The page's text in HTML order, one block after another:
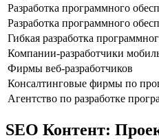
Разработка программного
Разработка программного
Гибкая разработка
Компании-разработчики
Фирмы веб-разработчиков
Консалтинговые фирмы по
Агентство по разработке
SEO Контент: